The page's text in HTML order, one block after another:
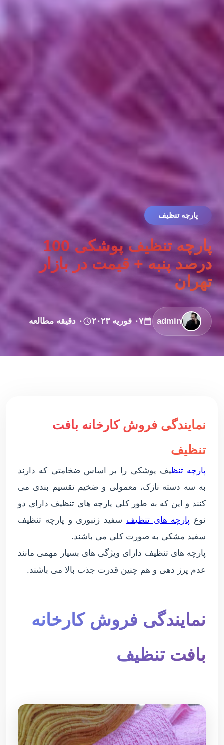
پارچه تنظیف
پارچه تنظیف پوشکی 100
درصد پنبه + قیمت در بازار
تهران
admin ۰۷ فوریه ۲۰۲۳ ۰ دقیقه مطالعه
نمایندگی فروش کارخانه بافت
تنظیف
پارچه تنظیف پوشکی را بر اساس ضخامتی که دارند
به سه دسته نازک، معمولی و ضخیم تقسیم بندی می
کنند و این که به طور کلی پارچه های تنظیف دارای دو
نوع پارچه های تنظیف سفید زنبوری و پارچه تنظیف
سفید مشکی به صورت کلی می باشند.
پارچه های تنظیف دارای ویژگی های بسیار مهمی مانند
عدم پرز دهی و هم چنین قدرت جذب بالا می باشند.
نمایندگی فروش کارخانه
بافت تنظیف